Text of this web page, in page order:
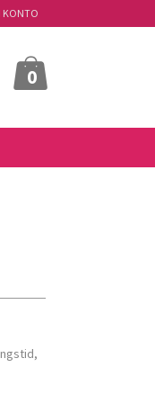
KONTO
0